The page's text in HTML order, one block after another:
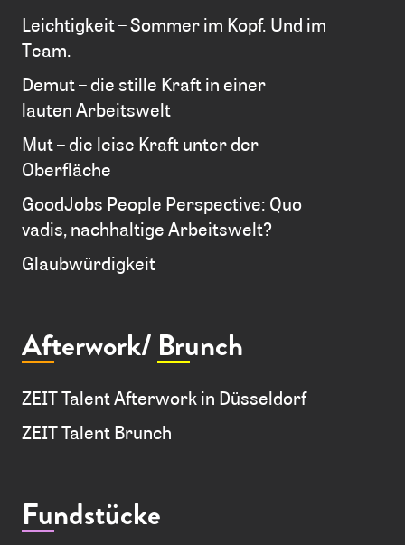
Leichtigkeit – Sommer im Kopf. Und im
Team.
Demut – die stille Kraft in einer
lauten Arbeitswelt
Mut – die leise Kraft unter der
Oberfläche
GoodJobs People Perspective: Quo
vadis, nachhaltige Arbeitswelt?
Glaubwürdigkeit
Afterwork/ Brunch
ZEIT Talent Afterwork in Düsseldorf
ZEIT Talent Brunch
Fundstücke